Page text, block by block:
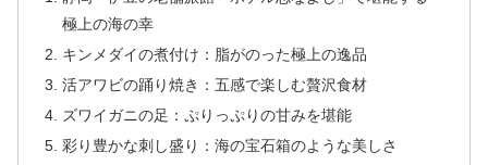
極上の海の幸
キンメダイの煮付け：脂がのった極上の逸品
活アワビの踊り焼き：五感で楽しむ贅沢食材
ズワイガニの足：ぷりっぷりの甘みを堪能
彩り豊かな刺し盛り：海の宝石箱のような美しさ